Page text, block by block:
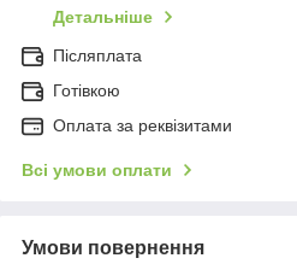
Детальніше
Післяплата
Готівкою
Оплата за реквізитами
Всі умови оплати
Умови повернення